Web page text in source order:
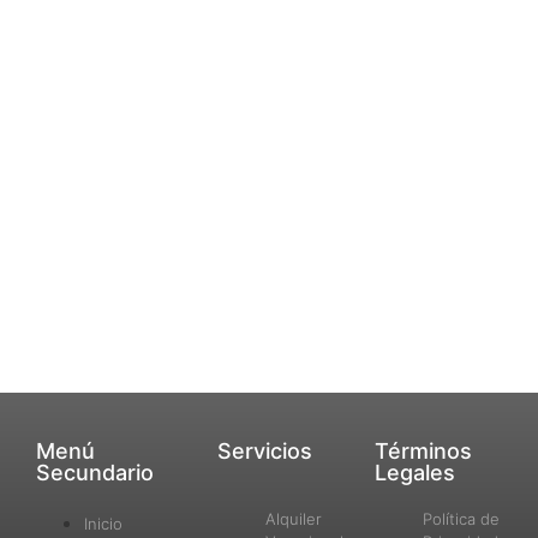
Menú
Secundario
Inicio
Servicios
Alquiler
Términos
Legales
Política de